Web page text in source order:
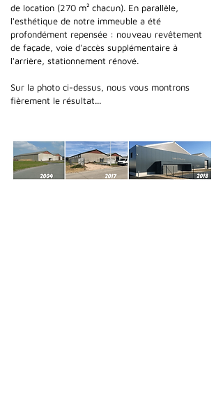
de location (270 m² chacun). En parallèle,
l'esthétique de notre immeuble a été
profondément repensée : nouveau revêtement
de façade, voie d'accès supplémentaire à
l'arrière, stationnement rénové.
Sur la photo ci-dessus, nous vous montrons
fièrement le résultat...